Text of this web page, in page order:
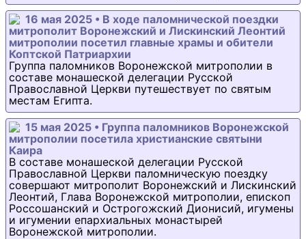
16 мая 2025 • В ходе паломнической поездки
митрополит Воронежский и Лискинский Леонтий
митрополии посетил главные храмы и обители
Коптской Патриархии
Группа паломников Воронежской митрополии в
составе монашеской делегации Русской
Православной Церкви путешествует по святым
местам Египта.
15 мая 2025 • Группа паломников Воронежской
митрополии посетила христианские святыни
Каира
В составе монашеской делегации Русской
Православной Церкви паломническую поездку
совершают митрополит Воронежский и Лискинский
Леонтий, Глава Воронежской митрополии, епископ
Россошанский и Острогожский Дионисий, игумены
и игумении епархиальных монастырей
Воронежской митрополии.